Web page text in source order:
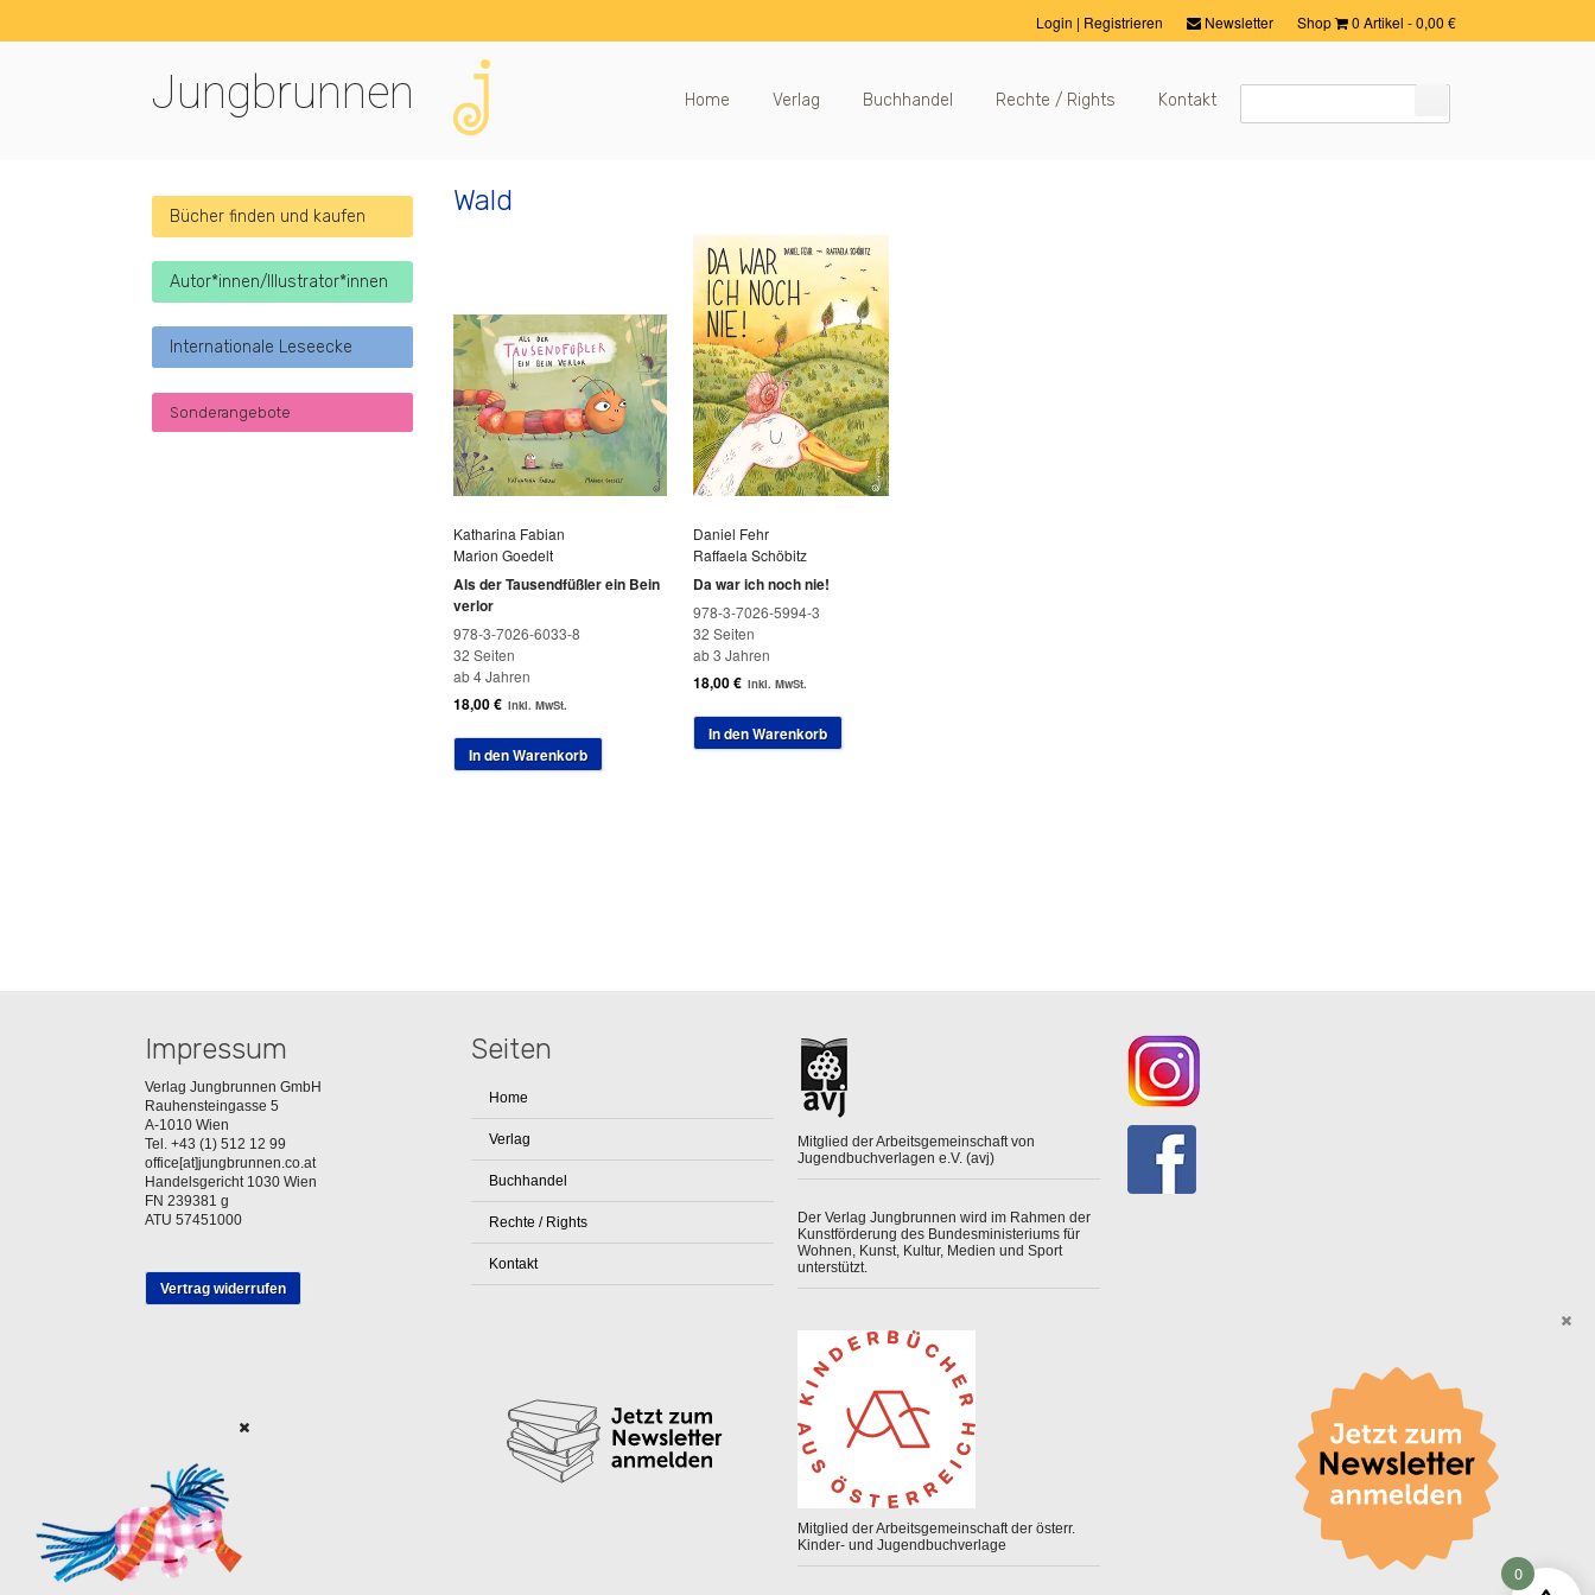
Shop 0 Artikel -0,00 €
Newsletter
Login | Registrieren
Jungbrunnen Home Verlag Buchhandel Rechte / Rights Kontakt
Wald
Katharina Fabian
Marion Goedelt
Als der Tausendfüßler ein Bein
verlor
978-3-7026-6033-8
32 Seiten
ab 4 Jahren
18,00€ inkl. MwSt.
In den Warenkorb
Daniel Fehr
Raffaela Schöbitz
Da war ich noch nie!
978-3-7026-5994-3
32 Seiten
ab 3 Jahren
18,00€ inkl. MwSt.
In den Warenkorb
Bücher finden und kaufen
Autor*innen/Illustrator*innen
Internationale Leseecke
Sonderangebote
Impressum
Verlag Jungbrunnen GmbH
Rauhensteingasse 5
A-1010 Wien
Tel. +43 (1) 512 12 99
office[at]jungbrunnen.co.at
Handelsgericht 1030 Wien
FN 239381 g
ATU 57451000
Vertrag widerrufen
Seiten
Home
Verlag
Buchhandel
Rechte / Rights
Kontakt
Mitglied der Arbeitsgemeinschaft von
Jugendbuchverlagen e.V. (avj)
Der Verlag Jungbrunnen wird im Rahmen der
Kunstförderung des Bundesministeriums für
Wohnen, Kunst, Kultur, Medien und Sport
unterstützt.
Mitglied der Arbeitsgemeinschaft der österr.
Kinder- und Jugendbuchverlage
0